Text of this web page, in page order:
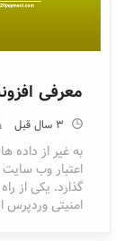
معرفی
3 سال قبل
به غیر از داده
گذارد. یکی از
امنیتی